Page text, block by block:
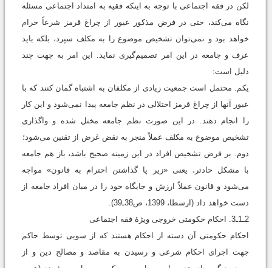
لکن در فقه اجتماعی با توجه به اینکه فقیه به امتداد اجتماعی مسئله
نگاه می‌کند، حتی در فرض مذکور عبور از چراغ قرمز شرعاً حرام
خواهد بود و نمی‌توان تشخیص موضوع را به مکلف سپرد، بلکه باید
عرف و جامعه در این امر تصمیم‌گیری نماید. این امر به جهت چند
دلیل است:
یکم. محتمل است جمعیت زیادی از مکلفان به اشتباه گمان کنند که با
عبور آنها از چراغ قرمز اختلالی در نظم جامعه پیدا نمی‌شود و این کار
را انجام دهند. در این صورت نظم جامعه مختل شده و واگذاری
تشخیص موضوع به مکلف عملاً منجر به نقض غرض از تقنین می‌شود؛
دوم. بر فرض تشخیص افراد در این زمینه صحیح باشد، باز هم جامعه
با مشکل حادتر، یعنی «زیر پا گذاشتن احترام به قانون» مواجه
می‌شود و قانون عملاً ارزش و جایگاه خود را در میان افراد جامعه از
دست خواهد داد (ارسطا، 1399، ص38ـ39).
2ـ1ـ3. احکام حکومتی خروجی ویژۀ فقه اجتماعی
احکام حکومتی آن دسته از احکام هستند که از سویی توسط حاکم
جهت اجرای احکام شرعی و رسیدن به مقاصد و مصالح دین و از